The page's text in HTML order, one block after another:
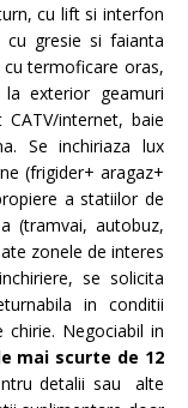
cu lift si interfon
gresie si faianta
termoficare oras,
exterior geamuri
internet, baie
Se inchiriaza lux
(frigider+ aragaz+
a statiilor de
(tramvai, autobuz,
zonele de interes
se solicita
in conditii
Negociabil in
mai scurte de 12
detalii sau alte